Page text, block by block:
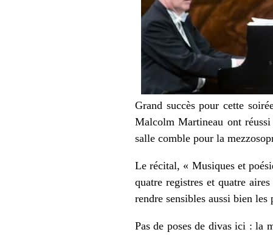
Grand succès pour cette
Malcolm Martineau ont
salle comble pour la
Le récital, « Musiques et
quatre registres et quatre
rendre sensibles aussi bien
Pas de poses de divas ici : la